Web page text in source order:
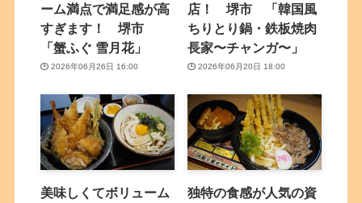
ーム満点で満足感が高
すぎます！ 堺市
「蟹ふぐ 雪月花」
2026年06月26日 16:00
店！ 堺市 「韓国風
ちりとり鍋・鉄板焼肉
長家〜チャンガ〜」
2026年06月20日 18:00
美味しくてボリューム
独特の食感が人気の資